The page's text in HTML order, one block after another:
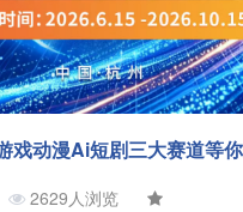
戏动漫Ai短剧三大赛道等你
2629人浏览